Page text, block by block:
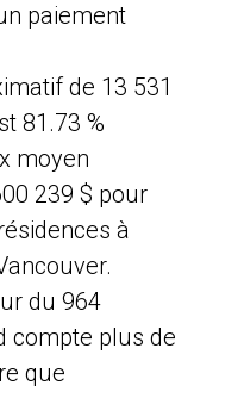
paiement
de 13 531
81.73 %
moyen
239 $ pour
à
du 964
compte plus de
que